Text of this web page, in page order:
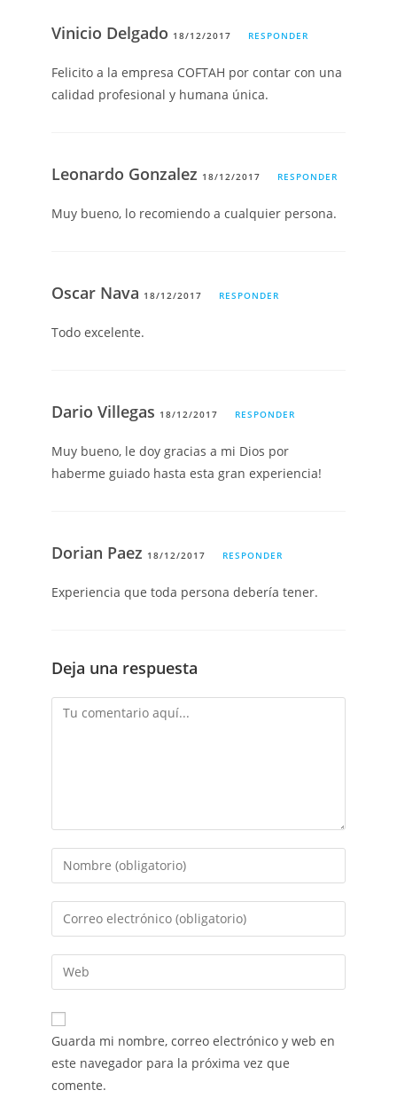
Vinicio Delgado 18/12/2017 RESPONDER
Felicito a la empresa COFTAH por contar con una
calidad profesional y humana única.
Leonardo Gonzalez 18/12/2017 RESPONDER
Muy bueno, lo recomiendo a cualquier persona.
Oscar Nava 18/12/2017 RESPONDER
Todo excelente.
Dario Villegas 18/12/2017 RESPONDER
Muy bueno, le doy gracias a mi Dios por
haberme guiado hasta esta gran experiencia!
Dorian Paez 18/12/2017 RESPONDER
Experiencia que toda persona debería tener.
Deja una respuesta
Guarda mi nombre, correo electrónico y web en
este navegador para la próxima vez que
comente.